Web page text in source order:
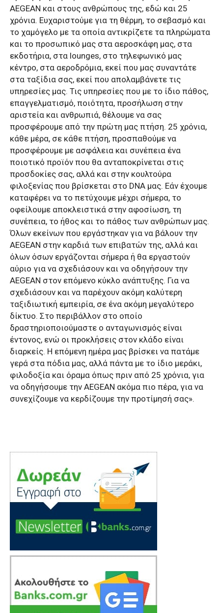
AEGEAN και στους ανθρώπους της, εδώ και 25
χρόνια. Ευχαριστούμε για τη θέρμη, το σεβασμό και
το χαμόγελο με τα οποία αντικρίζετε τα πληρώματα
και το προσωπικό μας στα αεροσκάφη μας, στα
εκδοτήρια, στα lounges, στο τηλεφωνικό μας
κέντρο, στα αεροδρόμια, εκεί που μας συναντάτε
στα ταξίδια σας, εκεί που απολαμβάνετε τις
υπηρεσίες μας. Τις υπηρεσίες που με το ίδιο πάθος,
επαγγελματισμό, ποιότητα, προσήλωση στην
αριστεία και ανθρωπιά, θέλουμε να σας
προσφέρουμε από την πρώτη μας πτήση. 25 χρόνια,
κάθε μέρα, σε κάθε πτήση, προσπαθούμε να
προσφέρουμε με ασφάλεια και συνέπεια ένα
ποιοτικό προϊόν που θα ανταποκρίνεται στις
προσδοκίες σας, αλλά και στην κουλτούρα
φιλοξενίας που βρίσκεται στο DNA μας. Εάν έχουμε
καταφέρει να το πετύχουμε μέχρι σήμερα, το
οφείλουμε αποκλειστικά στην αφοσίωση, τη
συνέπεια, το ήθος και το πάθος των ανθρώπων μας.
Όλων εκείνων που εργάστηκαν για να βάλουν την
AEGEAN στην καρδιά των επιβατών της, αλλά και
όλων όσων εργάζονται σήμερα ή θα εργαστούν
αύριο για να σχεδιάσουν και να οδηγήσουν την
AEGEAN στον επόμενο κύκλο ανάπτυξης. Για να
σχεδιάσουν και να παρέχουν ακόμη καλύτερη
ταξιδιωτική εμπειρία, σε ένα ακόμη μεγαλύτερο
δίκτυο. Στο περιβάλλον στο οποίο
δραστηριοποιούμαστε ο ανταγωνισμός είναι
έντονος, ενώ οι προκλήσεις στον κλάδο είναι
διαρκείς. Η επόμενη ημέρα μας βρίσκει να πατάμε
γερά στα πόδια μας, αλλά πάντα με το ίδιο μεράκι,
φιλοδοξία και όραμα όπως πριν από 25 χρόνια, για
να οδηγήσουμε την AEGEAN ακόμα πιο πέρα, για να
συνεχίζουμε να κερδίζουμε την προτίμησή σας».